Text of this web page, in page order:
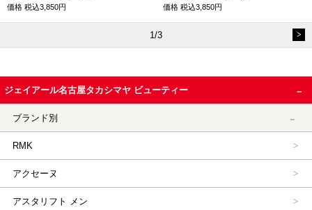
価格 税込3,850円 価格 税込3,850円
1/3
ジェイアール名古屋タカシマヤ ビューティー
ブランド別
RMK
アクセーヌ
アスタリフト メン